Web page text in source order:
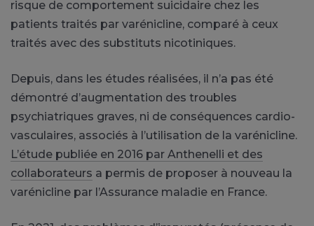
risque de comportement suicidaire chez les
patients traités par varénicline, comparé à ceux
traités avec des substituts nicotiniques.
Depuis, dans les études réalisées, il n’a pas été
démontré d’augmentation des troubles
psychiatriques graves, ni de conséquences cardio-
vasculaires, associés à l’utilisation de la varénicline.
L’étude publiée en 2016 par Anthenelli et des
collaborateurs a permis de proposer à nouveau la
varénicline par l’Assurance maladie en France.